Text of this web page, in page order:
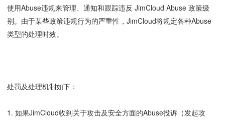
使用Abuse违规来管理、通知和跟踪违反 JimCloud Abuse 政策级
别。由于某些政策违规行为的严重性，JimCloud将规定各种Abuse
类型的处理时效。
处罚及处理机制如下：
1. 如果JimCloud收到关于攻击及安全方面的Abuse投诉（发起攻